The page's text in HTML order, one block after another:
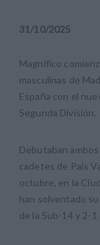
31/10/2025
Magnífico
masculinas de
España con el
Segunda División.
Debutaban
cadetes de País
octubre, en la
han solventado
de la Sub-14 y 2-1